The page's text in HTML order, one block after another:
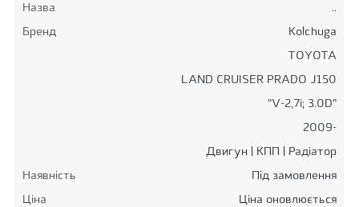
Назва
..
Бренд
Kolchuga
TOYOTA
LAND CRUISER PRADO J150
"V-2,7i; 3.0D"
2009-
Двигун | КПП | Радіатор
Наявність
Під замовлення
Ціна
Ціна оновлюється